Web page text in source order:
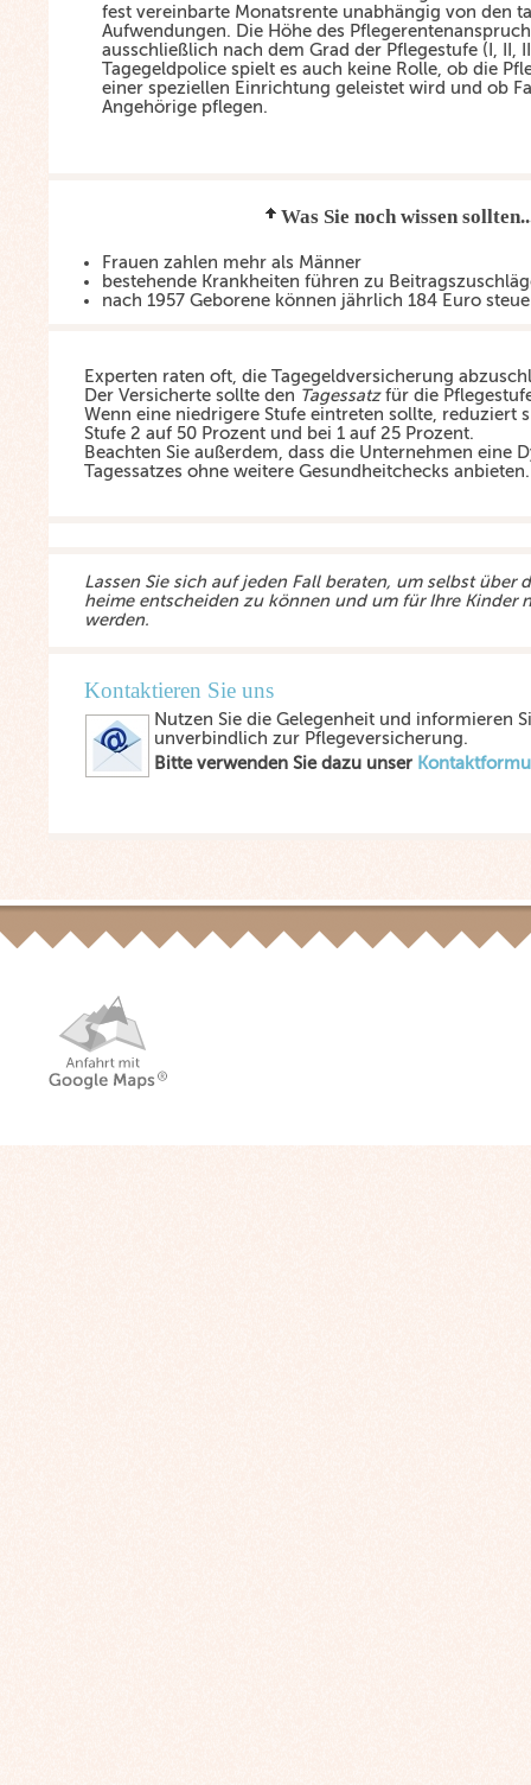
fest vereinbarte Monatsrente unabhängig von den
Aufwendungen. Die Höhe des
ausschließlich nach dem Grad der Pflegestufe (I, II,
Tagegeldpolice spielt es auch keine Rolle, ob die
einer speziellen Einrichtung geleistet wird und ob
Angehörige pflegen.
Was Sie noch wissen
Frauen zahlen mehr als Männer
bestehende Krankheiten führen zu
nach 1957 Geborene können jährlich 184 Euro
Experten raten oft, die Tagegeldversicherung
Der Versicherte sollte den Tagessatzfür die
Wenn eine niedrigere Stufe eintreten sollte, reduziert
Stufe 2 auf 50 Prozent und bei 1 auf 25 Prozent.
Beachten Sie außerdem, dass die Unternehmen eine
Tagessatzes ohne weitere Gesundheitchecks anbieten.
Lassen Sie sich auf jeden Fall beraten, um selbst über
heime entscheiden zu können und um für Ihre Kinder
werden.
Kontaktieren Sie uns
Nutzen Sie die Gelegenheit und informieren
unverbindlich zur Pflegeversicherung.
Bitte verwenden Sie dazu unser